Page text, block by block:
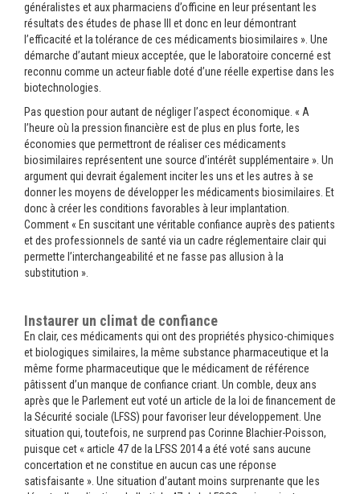
généralistes et aux pharmaciens d’officine en leur présentant les
résultats des études de phase III et donc en leur démontrant
l’efficacité et la tolérance de ces médicaments biosimilaires ». Une
démarche d’autant mieux acceptée, que le laboratoire concerné est
reconnu comme un acteur fiable doté d’une réelle expertise dans les
biotechnologies.
Pas question pour autant de négliger l’aspect économique. « A
l’heure où la pression financière est de plus en plus forte, les
économies que permettront de réaliser ces médicaments
biosimilaires représentent une source d’intérêt supplémentaire ». Un
argument qui devrait également inciter les uns et les autres à se
donner les moyens de développer les médicaments biosimilaires. Et
donc à créer les conditions favorables à leur implantation.
Comment « En suscitant une véritable confiance auprès des patients
et des professionnels de santé via un cadre réglementaire clair qui
permette l’interchangeabilité et ne fasse pas allusion à la
substitution ».
Instaurer un climat de confiance
En clair, ces médicaments qui ont des propriétés physico-chimiques
et biologiques similaires, la même substance pharmaceutique et la
même forme pharmaceutique que le médicament de référence
pâtissent d’un manque de confiance criant. Un comble, deux ans
après que le Parlement eut voté un article de la loi de financement de
la Sécurité sociale (LFSS) pour favoriser leur développement. Une
situation qui, toutefois, ne surprend pas Corinne Blachier-Poisson,
puisque cet « article 47 de la LFSS 2014 a été voté sans aucune
concertation et ne constitue en aucun cas une réponse
satisfaisante ». Une situation d’autant moins surprenante que les